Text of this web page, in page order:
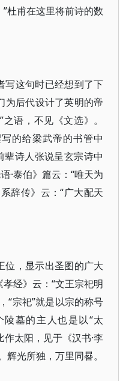
杜甫在这里将前诗的数
写这句时已经想到了下
为后代设计了英明的帝
语，不见《文选》。
的给梁武帝的书管中
辈诗人张说呈玄宗诗中
·泰伯》篇云：“唯天为
辞传》云：“广大配天
位，显示出圣图的广大
经》云：“文王宗祀明
“宗祀”就是以宗的称号
墓的主人也是以“太
作太阳，见于《汉书·李
光所独，万里同晷。